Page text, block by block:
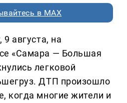
в MAX
9 августа, на
«Самара — Большая
легковой
ДТП произошло
когда многие жители и